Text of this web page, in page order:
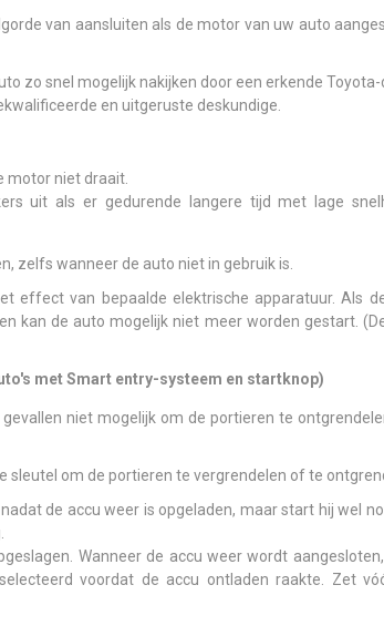
van aansluiten als de motor van uw auto
zo snel mogelijk nakijken door een erkende
en uitgeruste deskundige.
motor niet draait.
uit als er gedurende langere tijd met lage
zelfs wanneer de auto niet in gebruik is.
effect van bepaalde elektrische apparatuur. Als
kan de auto mogelijk niet meer worden gestart.
met Smart entry-systeem en startknop)
niet mogelijk om de portieren te
om de portieren te vergrendelen of te
de accu weer is opgeladen, maar start hij wel
Wanneer de accu weer wordt
voordat de accu ontladen raakte. Zet